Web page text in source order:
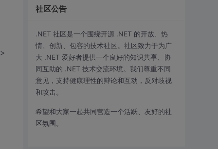
社区公告
.NET 社区是一个围绕开源 .NET 的开放、热
情、创新、包容的技术社区。社区致力于为广
大 .NET 爱好者提供一个良好的知识共享、协
同互助的 .NET 技术交流环境。我们尊重不同
意见，支持健康理性的辩论和互动，反对歧视
和攻击。
希望和大家一起共同营造一个活跃、友好的社
区氛围。